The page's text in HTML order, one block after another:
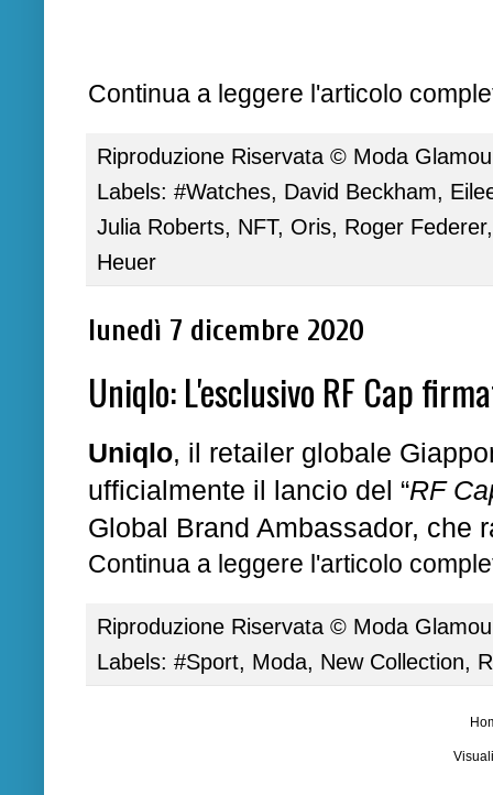
Continua a leggere l'articolo
Riproduzione Riservata © Moda
Labels: #Watches, David Beckham,
Julia Roberts, NFT, Oris, Roger Federer
Heuer
lunedì 7 dicembre 2020
Uniqlo: L'esclusivo RF Cap
Uniqlo, il retailer globale
ufficialmente il lancio del “RF
Global Brand Ambassador, che
Continua a leggere l'articolo
Riproduzione Riservata © Moda
Labels: #Sport, Moda, New Collection,